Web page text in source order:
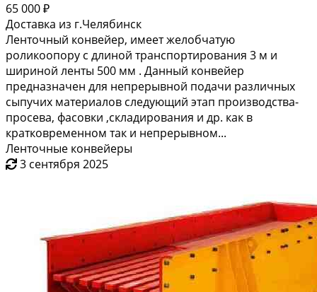
65 000 ₽
Доставка из г.Челябинск
Ленточный конвейер, имеет желобчатую
роликоопору с длиной транспортирования 3 м и
шириной ленты 500 мм . Данный конвейер
предназначен для непрерывной подачи различных
сыпучих материалов следующий этап производства-
просева, фасовки ,складирования и др. как в
кратковременном так и непрерывном...
Ленточные конвейеры
3 сентября 2025